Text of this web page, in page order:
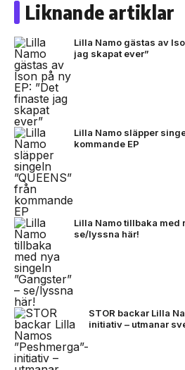
Liknande artiklar
Lilla Namo gästas av
jag skapat ever”
Lilla Namo släpper
kommande EP
Lilla Namo tillbaka med
se/lyssna här!
STOR backar Lilla
initiativ – utmanar